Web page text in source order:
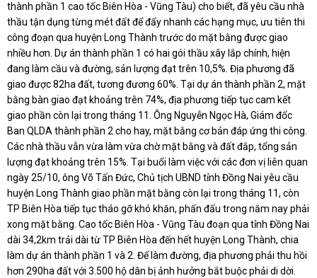
thành phần 1 cao tốc Biên Hòa - Vũng Tàu) cho biết, đã yêu cầu nhà
thầu tận dụng từng mét đất để đẩy nhanh các hạng mục, ưu tiên thi
công đoạn qua huyện Long Thành trước do mặt bằng được giao
nhiều hơn. Dự án thành phần 1 có hai gói thầu xây lắp chính, hiện
đang làm cầu và đường, sản lượng đạt trên 10,5%. Địa phương đã
giao được 82ha đất, tương đương 60%. Tại dự án thành phần 2, mặt
bằng bàn giao đạt khoảng trên 74%, địa phương tiếp tục cam kết
giao phần còn lại trong tháng 11. Ông Nguyễn Ngọc Hà, Giám đốc
Ban QLDA thành phần 2 cho hay, mặt bằng cơ bản đáp ứng thi công.
Các nhà thầu vẫn vừa làm vừa chờ mặt bằng và đất đắp, tổng sản
lượng đạt khoảng trên 15%. Tại buổi làm việc với các đơn vị liên quan
ngày 25/10, ông Võ Tấn Đức, Chủ tịch UBND tỉnh Đồng Nai yêu cầu
huyện Long Thành giao phần mặt bằng còn lại trong tháng 11, còn
TP Biên Hòa tiếp tục tháo gỡ khó khăn, phấn đấu trong năm nay phải
xong mặt bằng. Cao tốc Biên Hòa - Vũng Tàu đoạn qua tỉnh Đồng Nai
dài 34,2km trải dài từ TP Biên Hòa đến hết huyện Long Thành, chia
làm dự án thành phần 1 và 2. Để làm đường, địa phương phải thu hồi
hơn 290ha đất với 3.500 hộ dân bị ảnh hưởng bắt buộc phải di dời.